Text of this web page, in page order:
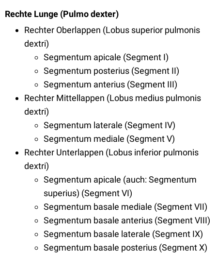
Rechte Lunge (Pulmo dexter)
Rechter Oberlappen (Lobus superior pulmonis
dextri)
Segmentum apicale (Segment I)
Segmentum posterius (Segment II)
Segmentum anterius (Segment III)
Rechter Mittellappen (Lobus medius pulmonis
dextri)
Segmentum laterale (Segment IV)
Segmentum mediale (Segment V)
Rechter Unterlappen (Lobus inferior pulmonis
dextri)
Segmentum apicale (auch: Segmentum
superius) (Segment VI)
Segmentum basale mediale (Segment VII)
Segmentum basale anterius (Segment VIII)
Segmentum basale laterale (Segment IX)
Segmentum basale posterius (Segment X)